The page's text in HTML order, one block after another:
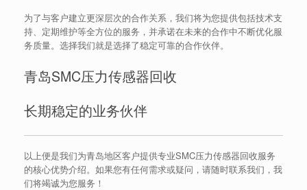
为了与客户建立更深层次的合作关系，我们将为您提供包括技术支
持、定期维护等全方位的服务，并承诺在未来的合作中不断优化服
务质量。选择我们就是选择了稳定可靠的合作伙伴。
青岛SMC压力传感器回收
长期稳定的业务伙伴
以上便是我们为青岛地区客户提供专业SMC压力传感器回收服务
的核心优势介绍。如果您有任何需求或疑问，请随时联系我们，我
们将竭诚为您服务！